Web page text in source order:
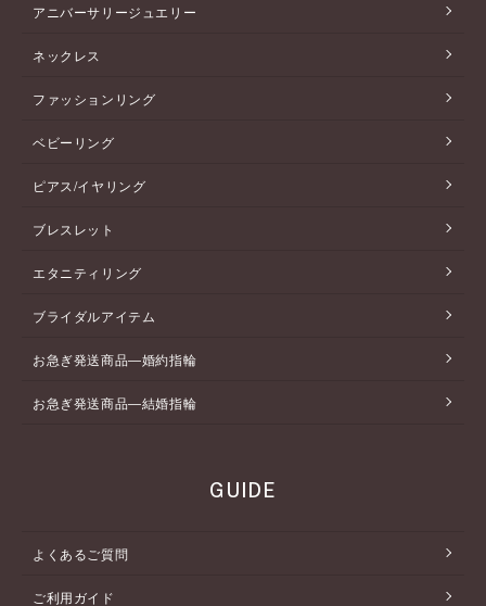
アニバーサリージュエリー
ネックレス
ファッションリング
ベビーリング
ピアス/イヤリング
ブレスレット
エタニティリング
ブライダルアイテム
お急ぎ発送商品―婚約指輪
お急ぎ発送商品―結婚指輪
GUIDE
よくあるご質問
ご利用ガイド